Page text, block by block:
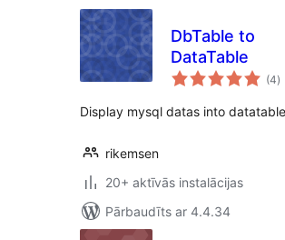
DbTable to
DataTable
(4)
Display mysql datas into
rikemsen
20+ aktīvās instalācijas
Pārbaudīts ar 4.4.34